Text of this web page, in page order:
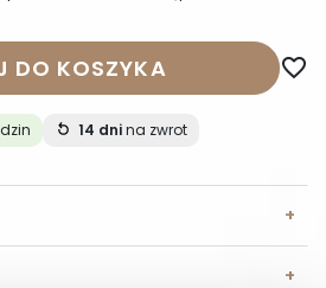
DO KOSZYKA favorite_border
14 dnina zwrot